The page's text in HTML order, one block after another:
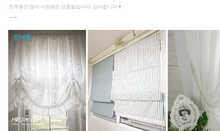
한주동안 많이 사랑받은 상품들입니다. 감사합니다 ♥